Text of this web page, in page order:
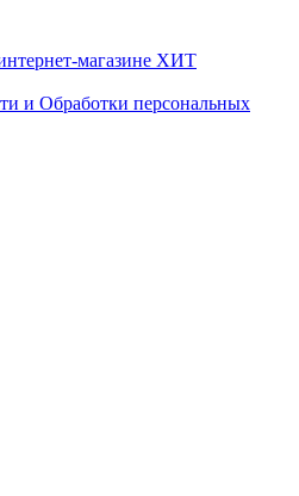
магазине ХИТ
и Обработки персональных